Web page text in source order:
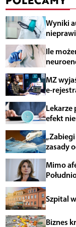
Wyniki
Ile
MZ
e-
Lekarze
efekt
zasady
Mimo
Szpital
Biznes